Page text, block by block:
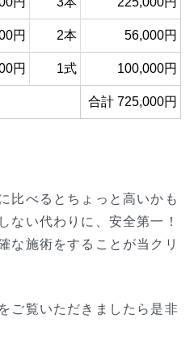
円 2本 56,000円
円 1式 100,000円
合計 725,000円
比べるとちょっと高いかも
ない代わりに、安全第一！
な施術をすることが当クリ
ご覧いただきましたら是非